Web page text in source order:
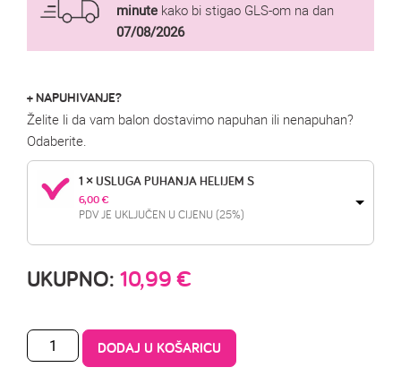
minute kako bi stigao GLS-om na dan
07/08/2026
+ NAPUHIVANJE?
Želite li da vam balon dostavimo napuhan ili nenapuhan?
Odaberite.
1 × USLUGA PUHANJA HELIJEM S
6,00 €
PDV JE UKLJUČEN U CIJENU (25%)
UKUPNO: 10,99€
DODAJ U KOŠARICU